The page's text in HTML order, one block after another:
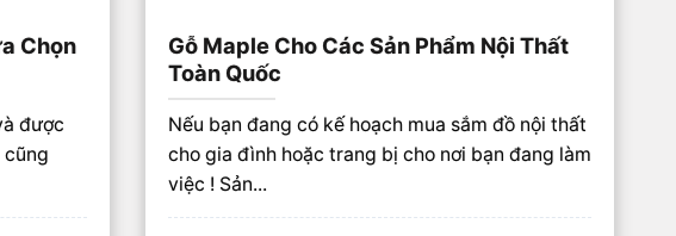
Chọn
được
cũng
Gỗ Maple Cho Các Sản Phẩm Nội Thất
Toàn Quốc
Nếu bạn đang có kế hoạch mua sắm đồ nội thất
cho gia đình hoặc trang bị cho nơi bạn đang làm
việc ! Sản...